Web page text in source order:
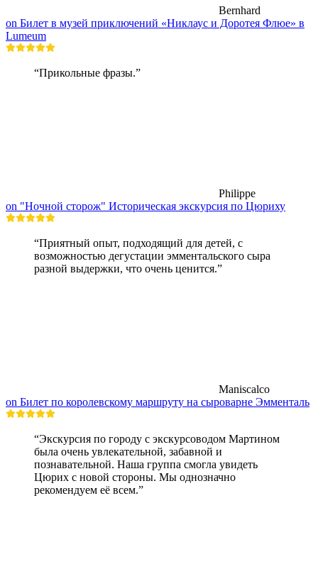
Bernhard
on Билет в музей приключений «Никлаус и Доротея Флюе» в
Lumeum
“Прикольные фразы.”
Philippe
on "Ночной сторож" Историческая экскурсия по Цюриху
“Приятный опыт, подходящий для детей, с
возможностью дегустации эмментальского сыра
разной выдержки, что очень ценится.”
Maniscalco
on Билет по королевскому маршруту на сыроварне Эмменталь
“Экскурсия по городу с экскурсоводом Мартином
была очень увлекательной, забавной и
познавательной. Наша группа смогла увидеть
Цюрих с новой стороны. Мы однозначно
рекомендуем её всем.”